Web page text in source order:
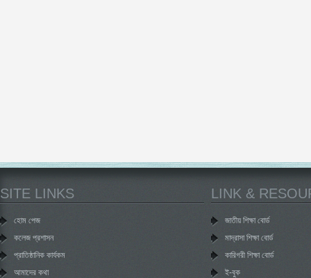
SITE LINKS
হোম পেজ
কলেজ প্রশাসন
প্রাতিষ্ঠানিক কার্যকম
আমাদের কথা
LINK &
জাতীয় শিক্ষা বোর্ড
মাদ্রাসা শিক্ষা বোর্ড
কারিগরী শিক্ষা বোর্ড
ই-বুক